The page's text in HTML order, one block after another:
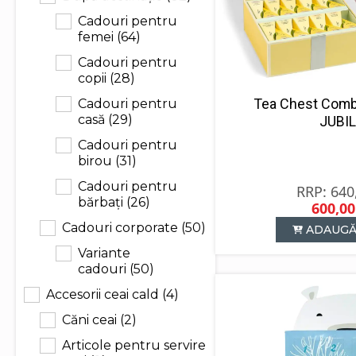
Cadouri pentru
femei (64)
Cadouri pentru
copii (28)
Cadouri pentru
casă (29)
Cadouri pentru
birou (31)
Cadouri pentru
bărbați (26)
Cadouri corporate (50)
Variante
cadouri (50)
Accesorii ceai cald (4)
Căni ceai (2)
Articole pentru servire
Tea Chest
600,00